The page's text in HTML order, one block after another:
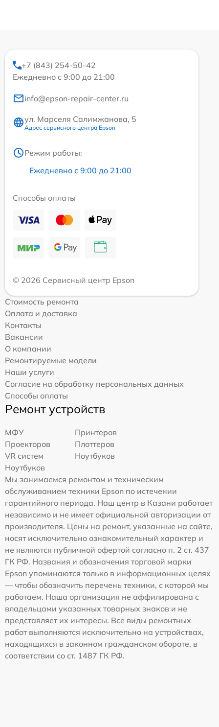
+7 (843) 254-50-42
Ежедневно с 9:00 до 21:00
info@epson-repair-center.ru
ул. Марселя Салимжанова, 5
Адрес сервисного центра Epson
Режим работы:
Ежедневно с 9:00 до 21:00
Способы оплаты
© 2026 Сервисный центр Epson
Стоимость ремонта
Оплата и доставка
Контакты
Вакансии
О компании
Ремонтируемые модели
Наши услуги
Согласие на обработку персональных данных
Способы оплаты
Ремонт устройств
МФУ
Принтеров
Проекторов
Плоттеров
VR систем
Ноутбуков
Ноутбуков
Мы занимаемся ремонтом и техническим
обслуживанием техники Epson по истечении
гарантийного периода. Наш центр в Казани работает
независимо и не имеет официальной авторизации от
производителя. Цены на ремонт, указанные на сайте,
носят исключительно ознакомительный характер и
не являются публичной офертой согласно п. 2 ст. 437
ГК РФ. Названия и обозначения торговой марки
Epson упоминаются только в информационных целях
— чтобы обозначить перечень техники, с которой мы
работаем. Наша организация не аффилирована с
владельцами указанных товарных знаков и не
представляет их интересы. Все виды ремонтных
работ выполняются исключительно на устройствах,
находящихся в законном гражданском обороте, в
соответствии со ст. 1487 ГК РФ.